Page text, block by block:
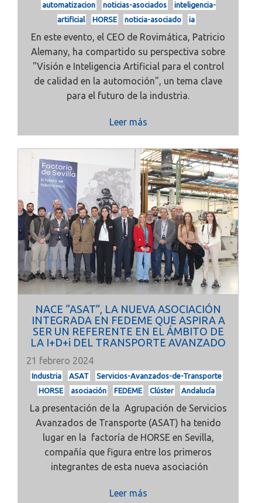
automatizacion
noticias-asociados
inteligencia-
artificial
HORSE noticia-asociado ia
En este evento, el CEO de Rovimática, Patricio
Alemany, ha compartido su perspectiva sobre
"Visión e Inteligencia Artificial para el control
de calidad en la automoción", un tema clave
para el futuro de la industria.
Leer más
NACE “ASAT”, LA NUEVA ASOCIACIÓN
INTEGRADA EN FEDEME QUE ASPIRA A
SER UN REFERENTE EN EL ÁMBITO DE
LA I+D+i DEL TRANSPORTE AVANZADO
21 febrero 2024
Industria ASAT
Servicios-Avanzados-de-Transporte
HORSE
asociación FEDEME Clúster Andalucía
La presentación de la Agrupación de Servicios
Avanzados de Transporte (ASAT) ha tenido
lugar en la factoría de HORSE en Sevilla,
compañía que figura entre los primeros
integrantes de esta nueva asociación
Leer más